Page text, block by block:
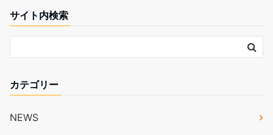
サイト内検索
カテゴリー
NEWS